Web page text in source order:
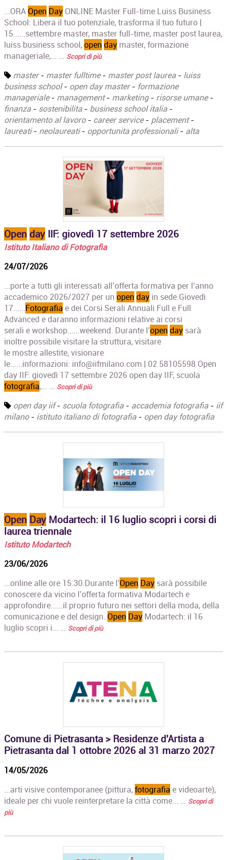
...ORAOpen Day ONLINE Master Full-time Luiss Business
School: Libera il tuo potenziale, trasforma il tuo futuro |
15......settembre master, master full-time, master post laurea,
luiss business school,open day master, formazione
manageriale,... … Scopri di più
master- master fulltime- master post laurea- luiss
business school- open day master- formazione
manageriale- management- marketing- risorse umane-
finanza- sostenibilita- business school italia-
orientamento al lavoro- career service- placement-
laureati- neolaureati- opportunita professionali- alta
Open day IIF: giovedì 17 settembre 2026
Istituto Italiano di Fotografia
24/07/2026
...porte a tutti gli interessati all’offerta formativa per l’anno
accademico 2026/2027 per unopen day in sede.Giovedì
17......Fotografia e dei Corsi Serali Annuali Full e Full
Advanced e daranno informazioni relative ai corsi
serali e workshop......weekend. Durante l’open day sarà
inoltre possibile visitare la struttura, visitare
le mostre allestite, visionare
le......informazioni: info@iifmilano.com | 02 58105598 Open
day IIF: giovedì 17 settembre 2026 open day IIF, scuola
fotografia,... … Scopri di più
open day iif- scuola fotografia- accademia fotografia- iif
milano- istituto italiano di fotografia- open day fotografia
Open Day Modartech: il 16 luglio scopri i corsi di
laurea triennale
Istituto Modartech
23/06/2026
...online alle ore 15.30.Durante l’Open Day sarà possibile
conoscere da vicino l’offerta formativa Modartech e
approfondire......il proprio futuro nei settori della moda, della
comunicazione e del design.Open Day Modartech: il 16
luglio scopri i... … Scopri di più
Comune di Pietrasanta > Residenze d'Artista a
Pietrasanta dal 1 ottobre 2026 al 31 marzo 2027
14/05/2026
...arti visive contemporanee (pittura,fotografia e videoarte),
ideale per chi vuole reinterpretare la città come... … Scopri di
più